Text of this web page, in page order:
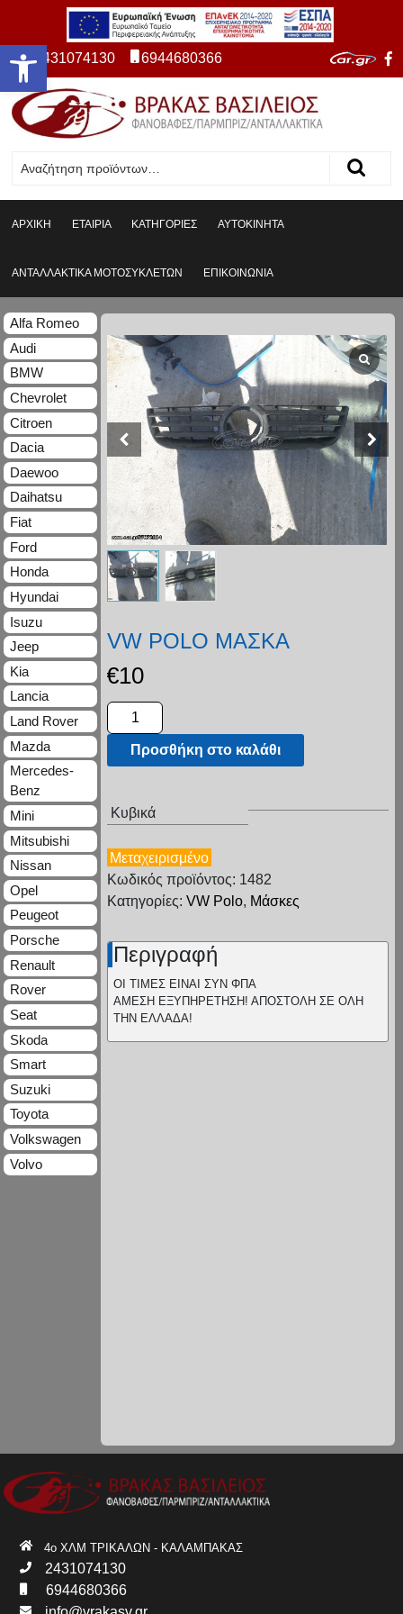
Ανοίξτε τη γραμμή εργαλείων 2431074130 6944680366
ΑΡΧΙΚΗ ΕΤΑΙΡΙΑ ΚΑΤΗΓΟΡΙΕΣ ΑΥΤΟΚΙΝΗΤΑ
ΑΝΤΑΛΛΑΚΤΙΚΑ ΜΟΤΟΣΥΚΛΕΤΩΝ ΕΠΙΚΟΙΝΩΝΙΑ
VW POLO ΜΑΣΚΑ
€10
Προσθήκη στο καλάθι
Κυβικά
Μεταχειρισμένο
Κωδικός προϊόντος: 1482
Κατηγορίες: VW Polo, Μάσκες
Περιγραφή
ΟΙ ΤΙΜΕΣ ΕΙΝΑΙ ΣΥΝ ΦΠΑ
ΑΜΕΣΗ ΕΞΥΠΗΡΕΤΗΣΗ! ΑΠΟΣΤΟΛΗ ΣΕ ΟΛΗ
ΤΗΝ ΕΛΛΑΔΑ!
Alfa Romeo
Audi
BMW
Chevrolet
Citroen
Dacia
Daewoo
Daihatsu
Fiat
Ford
Honda
Hyundai
Isuzu
Jeep
Kia
Lancia
Land Rover
Mazda
Mercedes-
Benz
Mini
Mitsubishi
Nissan
Opel
Peugeot
Porsche
Renault
Rover
Seat
Skoda
Smart
Suzuki
Toyota
Volkswagen
Volvo
4ο ΧΛΜ ΤΡΙΚΑΛΩΝ - ΚΑΛΑΜΠΑΚΑΣ
2431074130
6944680366